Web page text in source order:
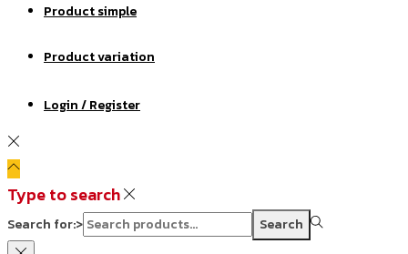
Product simple
Product variation
Login / Register
Type to search
Search for:> Search